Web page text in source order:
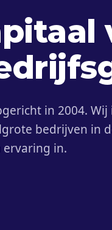
in 2004. Wij
bedrijven in
ervaring in.